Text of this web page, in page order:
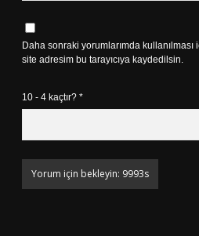
Daha sonraki yorumlarımda
site adresim bu tarayıcıya kaydedilsin.
10 - 4 kaçtır? *